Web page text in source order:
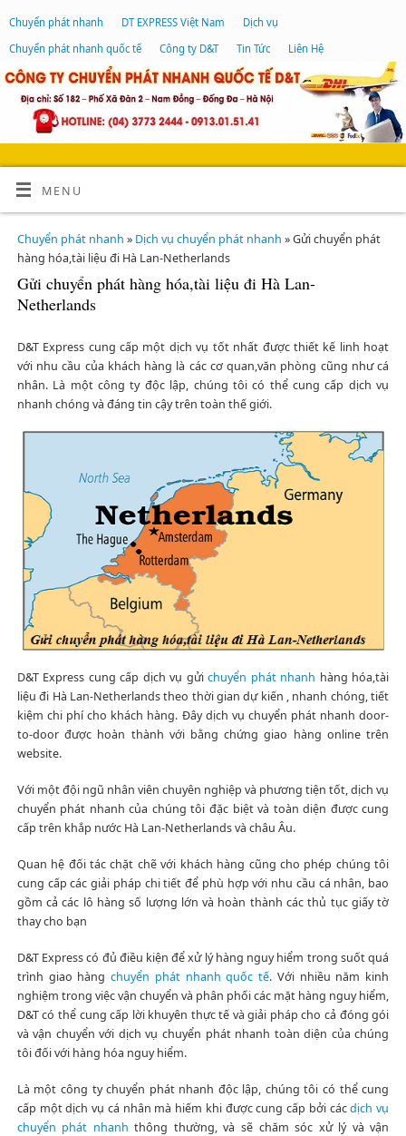
Chuyển phát nhanh DT EXPRESS Việt Nam
Dịch vụ
Chuyển phát nhanh quốc tế
Công ty D&T Tin Tức Liên Hệ
MENU
Chuyển phát nhanh » Dịch vụ chuyển phát nhanh » Gửi chuyển phát
hàng hóa,tài liệu đi Hà Lan-Netherlands
Gửi chuyển phát hàng hóa,tài liệu đi Hà Lan-
Netherlands
D&T Express cung cấp một dịch vụ tốt nhất được thiết kế linh hoạt
với nhu cầu của khách hàng là các cơ quan,văn phòng cũng như cá
nhân. Là một công ty độc lập, chúng tôi có thể cung cấp dịch vụ
nhanh chóng và đáng tin cậy trên toàn thế giới.
D&T Express cung cấp dịch vụ gửichuyển phát nhanh hàng hóa,tài
liệu đi Hà Lan-Netherlands theo thời gian dự kiến ​​, nhanh chóng, tiết
kiệm chi phí cho khách hàng. Đây dịch vụ chuyển phát nhanh door-
to-door được hoàn thành với bằng chứng giao hàng online trên
website.
Với một đội ngũ nhân viên chuyên nghiệp và phương tiện tốt, dịch vụ
chuyển phát nhanh của chúng tôi đặc biệt và toàn diện được cung
cấp trên khắp nước Hà Lan-Netherlands và châu Âu.
Quan hệ đối tác chặt chẽ với khách hàng cũng cho phép chúng tôi
cung cấp các giải pháp chi tiết để phù hợp với nhu cầu cá nhân, bao
gồm cả các lô hàng số lượng lớn và hoàn thành các thủ tục giấy tờ
thay cho bạn
D&T Express có đủ điều kiện để xử lý hàng nguy hiểm trong suốt quá
trình giao hàngchuyển phát nhanh quốc tế. Với nhiều năm kinh
nghiệm trong việc vận chuyển và phân phối các mặt hàng nguy hiểm,
D&T có thể cung cấp lời khuyên thực tế và giải pháp cho cả đóng gói
và vận chuyển với dịch vụ chuyển phát nhanh toàn diện của chúng
tôi đối với hàng hóa nguy hiểm.
Là một công ty chuyển phát nhanh độc lập, chúng tôi có thể cung
cấp một dịch vụ cá nhân mà hiếm khi được cung cấp bởi cácdịch vụ
chuyển phát nhanh thông thường, và sẽ chăm sóc xử lý và vận